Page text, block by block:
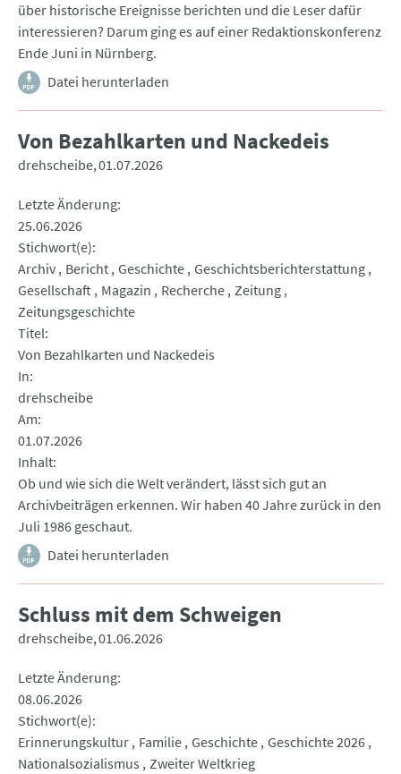
über historische Ereignisse berichten und die Leser dafür
interessieren? Darum ging es auf einer Redaktionskonferenz
Ende Juni in Nürnberg.
Datei herunterladen
Von Bezahlkarten und Nackedeis
drehscheibe 01.07.2026
Letzte Änderung
25.06.2026
Stichwort(e)
Archiv Bericht Geschichte Geschichtsberichterstattung
Gesellschaft Magazin Recherche Zeitung
Zeitungsgeschichte
Titel
Von Bezahlkarten und Nackedeis
In
drehscheibe
Am
01.07.2026
Inhalt
Ob und wie sich die Welt verändert, lässt sich gut an
Archivbeiträgen erkennen. Wir haben 40 Jahre zurück in den
Juli 1986 geschaut.
Datei herunterladen
Schluss mit dem Schweigen
drehscheibe 01.06.2026
Letzte Änderung
08.06.2026
Stichwort(e)
Erinnerungskultur Familie Geschichte Geschichte 2026
Nationalsozialismus Zweiter Weltkrieg